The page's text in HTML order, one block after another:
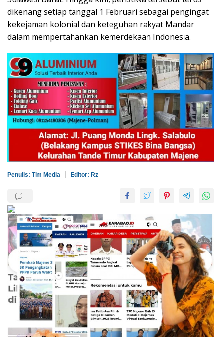
dikenang setiap tanggal 1 Februari sebagai pengingat
kekejaman kolonial dan keteguhan rakyat Mandar
dalam mempertahankan kemerdekaan Indonesia.
Penulis: Tim Media Editor: Rz